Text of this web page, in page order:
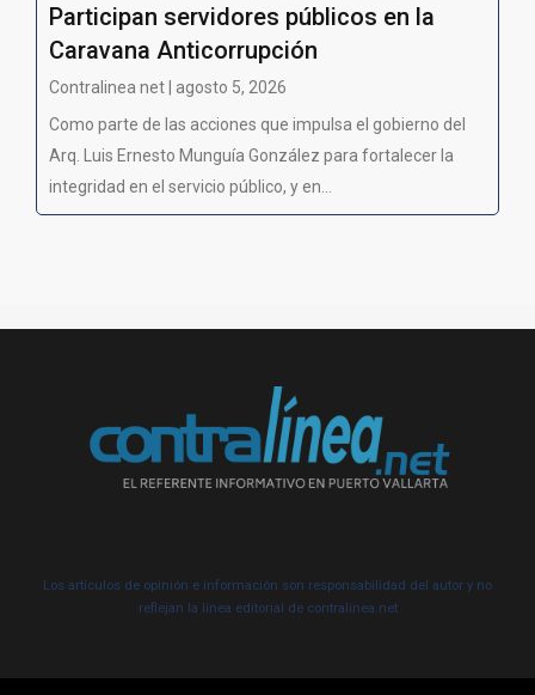
Participan servidores públicos en la
Caravana Anticorrupción
Contralinea net | agosto 5, 2026
Como parte de las acciones que impulsa el gobierno del
Arq. Luis Ernesto Munguía González para fortalecer la
integridad en el servicio público, y en...
Los artículos de opinión e información son responsabilidad del autor y no
reflejan la línea editorial de contralínea.net